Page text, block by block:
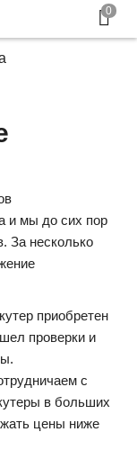
и мы до сих пор
За несколько
приобретен
проверки и
с
в больших
цены ниже